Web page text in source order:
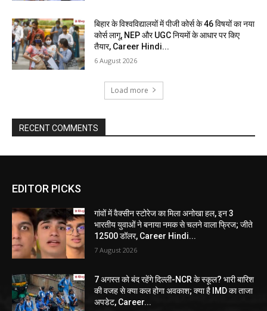
बिहार के विश्वविद्यालयों में पीजी कोर्स के 46 विषयों का नया
कोर्स लागू, NEP और UGC नियमों के आधार पर किए
तैयार, Career Hindi...
6 August 2026
Load more
RECENT COMMENTS
EDITOR PICKS
गांवों में वैक्सीन स्टोरेज का मिला अनोखा हल, इन 3
भारतीय युवाओं ने बनाया नमक से चलने वाला फ्रिज; जीते
12500 डॉलर, Career Hindi...
7 August 2026
7 अगस्त को बंद रहेंगे दिल्ली-NCR के स्कूल? भारी बारिश
की वजह से क्या कल होगा अवकाश; क्या है IMD का ताजा
अपडेट, Career...